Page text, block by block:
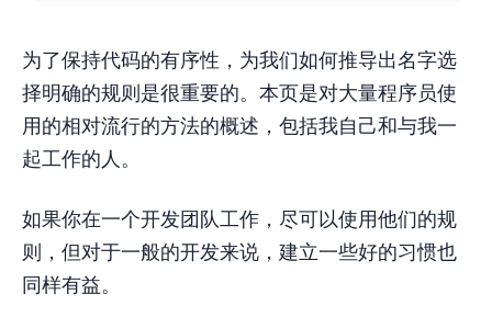
为了保持代码的有序性，为我们如何推导出名字选
择明确的规则是很重要的。本页是对大量程序员使
用的相对流行的方法的概述，包括我自己和与我一
起工作的人。
如果你在一个开发团队工作，尽可以使用他们的规
则，但对于一般的开发来说，建立一些好的习惯也
同样有益。